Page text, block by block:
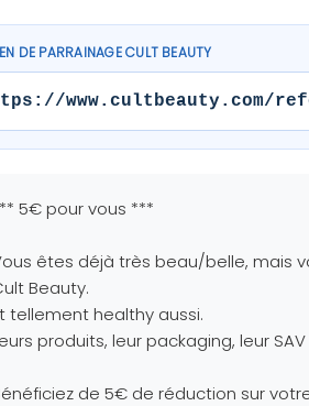
DE PARRAINAGE CULT BEAUTY
www.cultbeauty.com/
5€ pour vous ***
êtes déjà très beau/belle, mais
Beauty.
tellement healthy aussi.
produits, leur packaging, leur
de 5€ de réduction sur